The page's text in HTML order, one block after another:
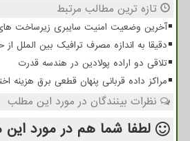
تازه ترین مطالب مرتبط
آخرین وضعیت امنیت سایبری زیرساخت
دقیقا به اندازه مصرف ترافیک بین الملل
تلاقی دو اراده پولادین در هندسه قدرت
مراکز داده قربانی پنهان قطعی برق هزینه
نظرات بینندگان در مورد این مطلب
لطفا شما هم در مورد